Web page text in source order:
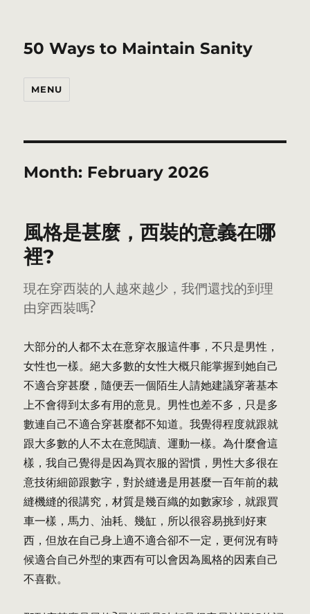
50 Ways to Maintain Sanity
MENU
Month: February 2026
風格是甚麼，西裝的意義在哪
裡?
現在穿西裝的人越來越少，我們還找的到理
由穿西裝嗎?
大部分的人都不太在意穿衣服這件事，不只是男性，
女性也一樣。絕大多數的女性大概只能掌握到她自己
不適合穿甚麼，隨便丟一個陌生人請她建議穿著基本
上不會得到太多有用的意見。男性也差不多，只是多
數連自己不適合穿甚麼都不知道。我覺得程度就跟就
跟大多數的人不太在意閱讀、運動一樣。為什麼會這
樣，我自己覺得是因為買衣服的習慣，男性大多很在
意技術細節跟數字，對於縫邊是用甚麼一百年前的裁
縫機縫的很講究，材質是幾百織的如數家珍，就跟買
車一樣，馬力、油耗、幾缸，所以很容易挑到好東
西，但放在自己身上適不適合卻不一定，更何況有時
候適合自己外型的東西有可以會因為風格的因素自己
不喜歡。